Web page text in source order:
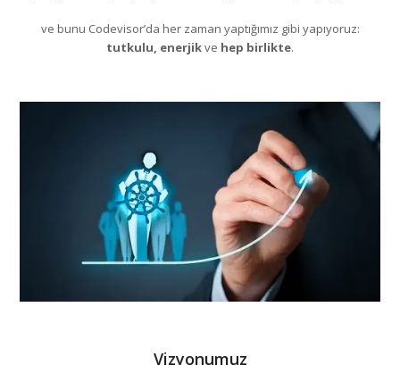
ve bunu Codevisor’da her zaman yaptığımız gibi yapıyoruz:
tutkulu, enerjikve hep birlikte.
Vizyonumuz